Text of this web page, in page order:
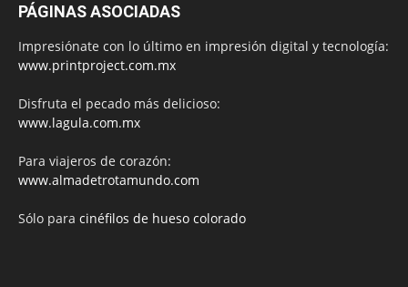
PÁGINAS ASOCIADAS
Impresiónate con lo último en impresión digital y tecnología:
www.printproject.com.mx
Disfruta el pecado más delicioso:
www.lagula.com.mx
Para viajeros de corazón:
www.almadetrotamundo.com
Sólo para cinéfilos de hueso colorado